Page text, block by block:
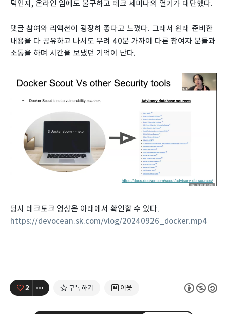
덕인지, 온라인 임에도 불구하고 테크 세미나의 열기가 대단했다.
댓글 참여와 리액션이 굉장히 좋다고 느꼈다. 그래서 원래 준비한
내용을 다 공유하고 나서도 무려 40분 가까이 다른 참여자 분들과
소통을 하며 시간을 보냈던 기억이 난다.
당시 테크토크 영상은 아래에서 확인할 수 있다.
https://devocean.sk.com/vlog/20240926_docker.mp4
2 구독하기 이웃